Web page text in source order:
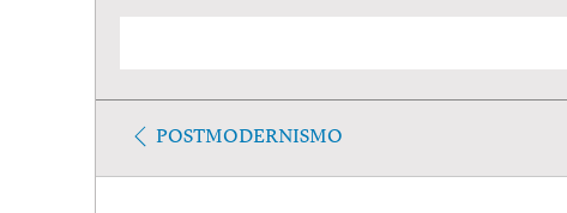
POSTMODERNISMO